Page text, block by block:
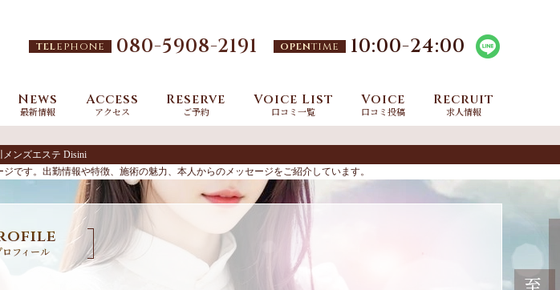
telephone 080-5908-2191 opentime 10:00-24:00
News
最新情報
Access
アクセス
Reserve
ご予約
Voice List
口コミ一覧
Voice
口コミ投稿
Recruit
求人情報
メンズエステ Disini
です。出勤情報や特徴、施術の魅力、本人からのメッセージをご紹介しています。
ロフィール